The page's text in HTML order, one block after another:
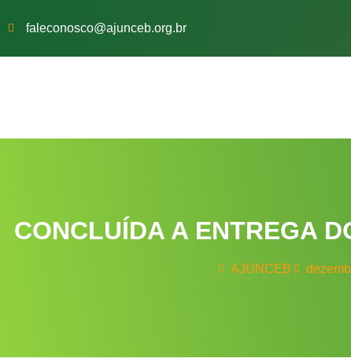
faleconosco@ajunceb.org.br
CONCLUÍDA A ENTREGA
AJUNCEB